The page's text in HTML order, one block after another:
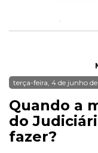
terça-feira, 4 de junho
Quando a
do
fazer?